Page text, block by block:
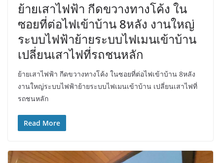
ย้ายเสาไฟฟ้า กีดขวางทางโค้ง ใน
ซอยที่ต่อไฟเข้าบ้าน 8หลัง งานใหญ่
ระบบไฟฟ้าย้ายระบบไฟเมนเข้าบ้าน
เปลี่ยนเสาไฟที่รถชนหลัก
ย้ายเสาไฟฟ้า กีดขวางทางโค้ง ในซอยที่ต่อไฟเข้าบ้าน 8หลัง
งานใหญ่ระบบไฟฟ้าย้ายระบบไฟเมนเข้าบ้าน เปลี่ยนเสาไฟที่
รถชนหลัก
Read More